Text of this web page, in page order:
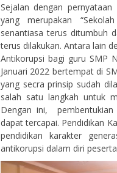
Sejalan dengan
yang merupakan
senantiasa terus ditumbuh
terus dilakukan. Antara lain
Antikorupsi bagi guru SMP
Januari 2022 bertempat di
yang secra prinsip sudah
salah satu langkah untuk
Dengan ini, pembentukian
dapat tercapai. Pendidikan
pendidikan karakter
antikorupsi dalam diri